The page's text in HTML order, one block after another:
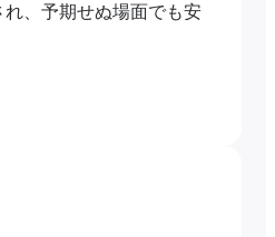
、予期せぬ場面でも安